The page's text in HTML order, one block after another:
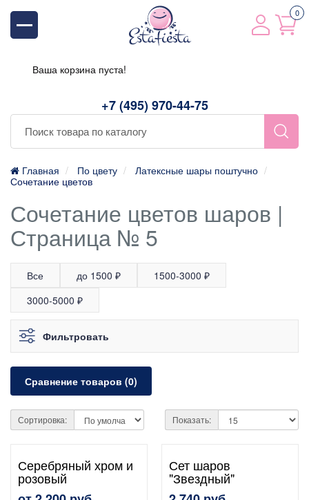
+7 (495) 970-44-75
0
Ваша корзина пуста!
Главная По цвету
Латексные шары поштучно
Сочетание цветов
Сочетание цветов шаров |
Страница № 5
Все до 1500 ₽
1500-3000 ₽
3000-5000 ₽
Фильтровать
Сравнение товаров (0)
Сортировка: Показать:
Серебряный хром и
розовый
Сет шаров
"Звездный"